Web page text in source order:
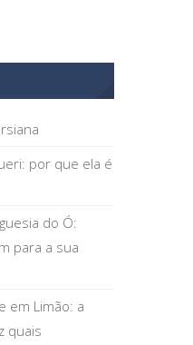
por que ela é
do Ó:
para a sua
em Limão: a
quais